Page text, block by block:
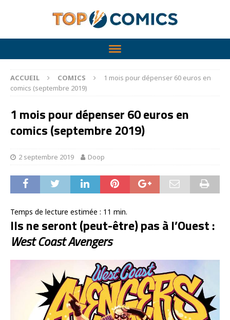
ACCUEIL COMICS
1 mois pour dépenser 60 euros en
comics (septembre 2019)
1 mois pour dépenser 60 euros en
comics (septembre 2019)
2 septembre 2019 Doop
Temps de lecture estimée : 11 min.
Ils ne seront (peut-être) pas à l’Ouest :
West Coast Avengers